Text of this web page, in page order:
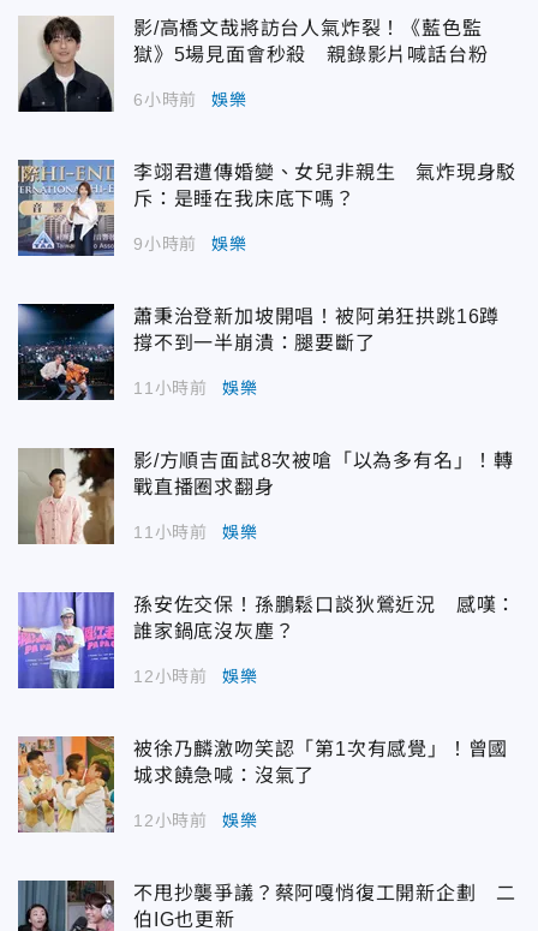
影/高橋文哉將訪台人氣炸裂！《藍色監
獄》5場見面會秒殺 親錄影片喊話台粉
6小時前 娛樂
李翊君遭傳婚變、女兒非親生 氣炸現身駁
斥：是睡在我床底下嗎？
9小時前 娛樂
蕭秉治登新加坡開唱！被阿弟狂拱跳16蹲
撐不到一半崩潰：腿要斷了
11小時前 娛樂
影/方順吉面試8次被嗆「以為多有名」！轉
戰直播圈求翻身
11小時前 娛樂
孫安佐交保！孫鵬鬆口談狄鶯近況 感嘆：
誰家鍋底沒灰塵？
12小時前 娛樂
被徐乃麟激吻笑認「第1次有感覺」！曾國
城求饒急喊：沒氣了
12小時前 娛樂
不甩抄襲爭議？蔡阿嘎悄復工開新企劃 二
伯IG也更新